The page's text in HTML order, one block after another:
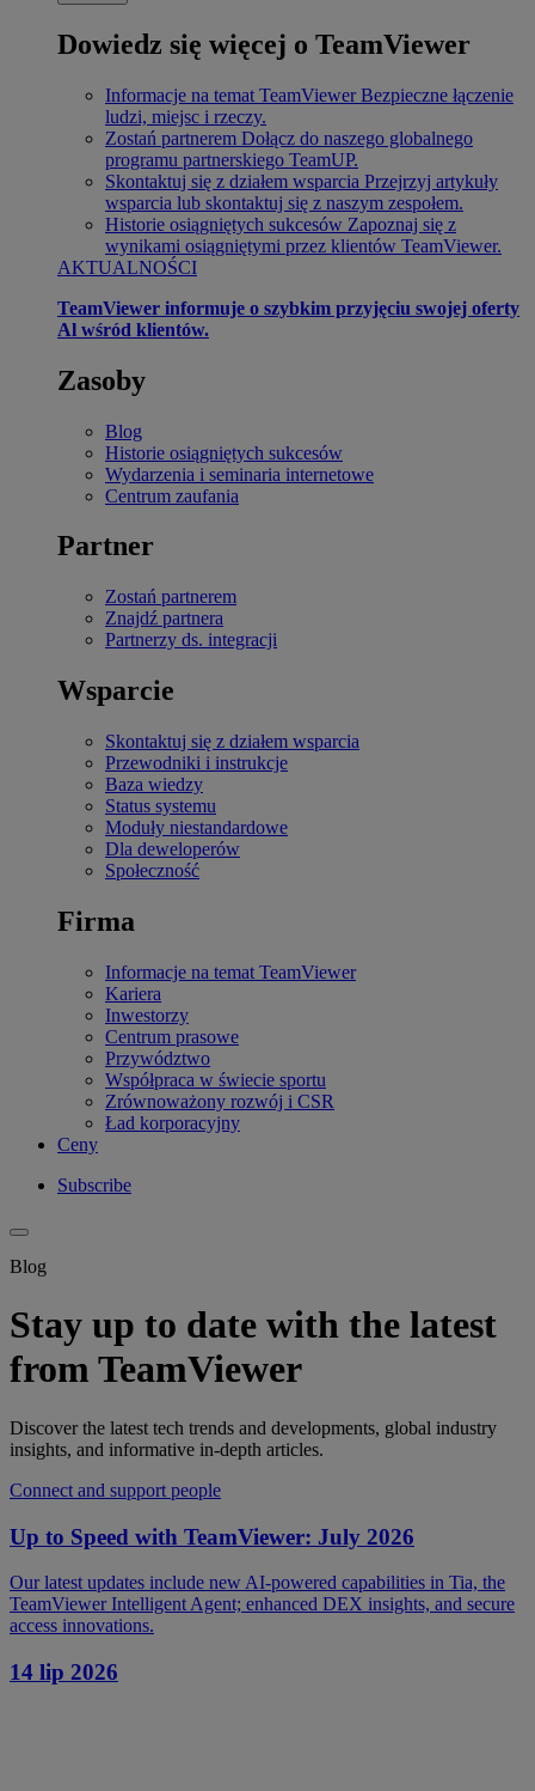
Dowiedz się więcej o TeamViewer
Informacje na temat TeamViewer Bezpieczne łączenie
ludzi, miejsc i rzeczy.
Zostań partnerem Dołącz do naszego globalnego
programu partnerskiego TeamUP.
Skontaktuj się z działem wsparcia Przejrzyj artykuły
wsparcia lub skontaktuj się z naszym zespołem.
Historie osiągniętych sukcesów Zapoznaj się z
wynikami osiągniętymi przez klientów TeamViewer.
AKTUALNOŚCI
TeamViewer informuje o szybkim przyjęciu swojej oferty
Al wśród klientów.
Zasoby
Blog
Historie osiągniętych sukcesów
Wydarzenia i seminaria internetowe
Centrum zaufania
Partner
Zostań partnerem
Znajdź partnera
Partnerzy ds. integracji
Wsparcie
Skontaktuj się z działem wsparcia
Przewodniki i instrukcje
Baza wiedzy
Status systemu
Moduły niestandardowe
Dla deweloperów
Społeczność
Firma
Informacje na temat TeamViewer
Kariera
Inwestorzy
Centrum prasowe
Przywództwo
Współpraca w świecie sportu
Zrównoważony rozwój i CSR
Ład korporacyjny
Ceny
Subscribe
Blog
Stay up to date with the latest
from TeamViewer
Discover the latest tech trends and developments, global industry
insights, and informative in-depth articles.
Connect and support people
Up to Speed with TeamViewer: July 2026
Our latest updates include new AI-powered capabilities in Tia, the
TeamViewer Intelligent Agent; enhanced DEX insights, and secure
access innovations.
14 lip 2026